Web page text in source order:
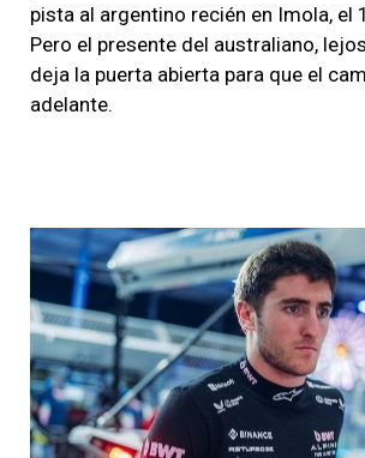
pista al argentino recién en Imola, el
Pero el presente del australiano,
deja la puerta abierta para que el
adelante.